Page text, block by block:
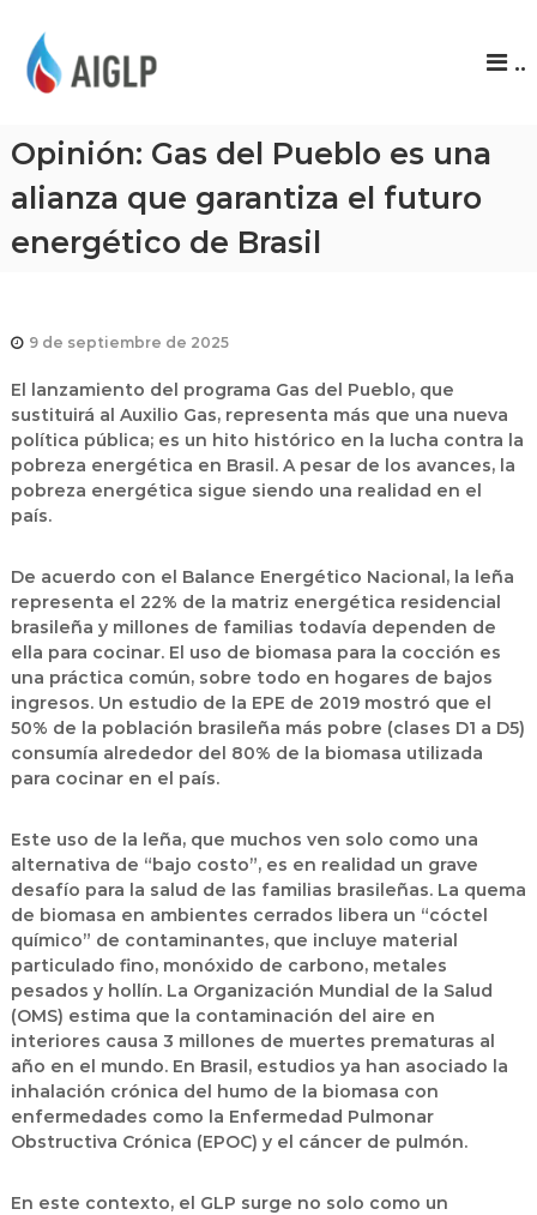
P
..
Opinión: Gas del Pueblo es una
alianza que garantiza el futuro
energético de Brasil
9 de septiembre de 2025
El lanzamiento del programa Gas del Pueblo, que
sustituirá al Auxilio Gas, representa más que una nueva
política pública; es un hito histórico en la lucha contra la
pobreza energética en Brasil. A pesar de los avances, la
pobreza energética sigue siendo una realidad en el
país.
De acuerdo con el Balance Energético Nacional, la leña
representa el 22% de la matriz energética residencial
brasileña y millones de familias todavía dependen de
ella para cocinar. El uso de biomasa para la cocción es
una práctica común, sobre todo en hogares de bajos
ingresos. Un estudio de la EPE de 2019 mostró que el
50% de la población brasileña más pobre (clases D1 a D5)
consumía alrededor del 80% de la biomasa utilizada
para cocinar en el país.
Este uso de la leña, que muchos ven solo como una
alternativa de “bajo costo”, es en realidad un grave
desafío para la salud de las familias brasileñas. La quema
de biomasa en ambientes cerrados libera un “cóctel
químico” de contaminantes, que incluye material
particulado fino, monóxido de carbono, metales
pesados y hollín. La Organización Mundial de la Salud
(OMS) estima que la contaminación del aire en
interiores causa 3 millones de muertes prematuras al
año en el mundo. En Brasil, estudios ya han asociado la
inhalación crónica del humo de la biomasa con
enfermedades como la Enfermedad Pulmonar
Obstructiva Crónica (EPOC) y el cáncer de pulmón.
En este contexto, el GLP surge no solo como un